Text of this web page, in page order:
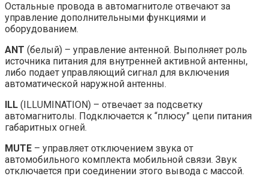
Остальные провода в автомагнитоле отвечают за
управление дополнительными функциями и
оборудованием.
ANT (белый) – управление антенной. Выполняет роль
источника питания для внутренней активной антенны,
либо подает управляющий сигнал для включения
автоматической наружной антенны.
ILL (ILLUMINATION) – отвечает за подсветку
автомагнитолы. Подключается к “плюсу” цепи питания
габаритных огней.
MUTE – управляет отключением звука от
автомобильного комплекта мобильной связи. Звук
отключается при соединении этого вывода с массой.